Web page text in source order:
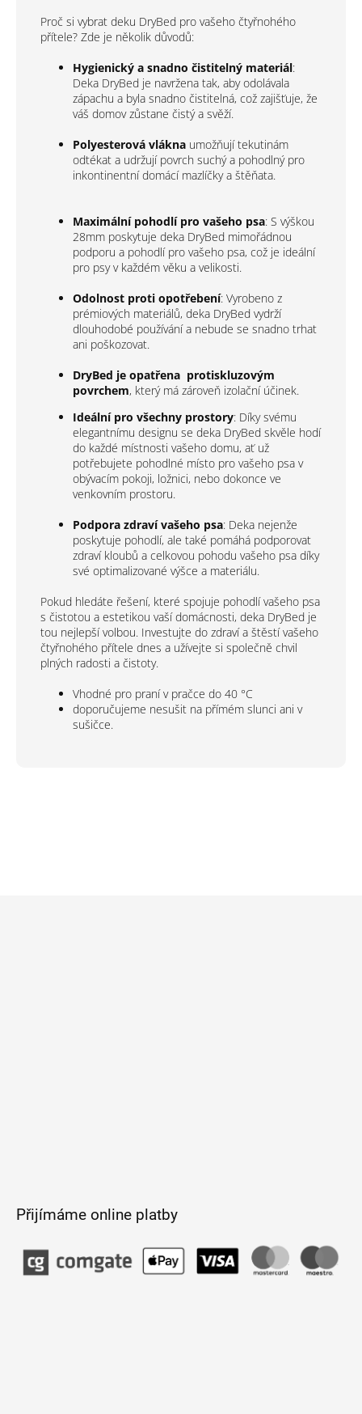
Proč si vybrat deku DryBed pro vašeho čtyřnohého
přítele? Zde je několik důvodů:
Hygienický a snadno čistitelný materiál:
Deka DryBed je navržena tak, aby odolávala
zápachu a byla snadno čistitelná, což zajišťuje, že
váš domov zůstane čistý a svěží.
Polyesterová vlákna umožňují tekutinám
odtékat a udržují povrch suchý a pohodlný pro
inkontinentní domácí mazlíčky a štěňata.
Maximální pohodlí pro vašeho psa: S výškou
28mm poskytuje deka DryBed mimořádnou
podporu a pohodlí pro vašeho psa, což je ideální
pro psy v každém věku a velikosti.
Odolnost proti opotřebení: Vyrobeno z
prémiových materiálů, deka DryBed vydrží
dlouhodobé používání a nebude se snadno trhat
ani poškozovat.
DryBed je opatřena protiskluzovým
povrchem, který má zároveň izolační účinek.
Ideální pro všechny prostory: Díky svému
elegantnímu designu se deka DryBed skvěle hodí
do každé místnosti vašeho domu, ať už
potřebujete pohodlné místo pro vašeho psa v
obývacím pokoji, ložnici, nebo dokonce ve
venkovním prostoru.
Podpora zdraví vašeho psa: Deka nejenže
poskytuje pohodlí, ale také pomáhá podporovat
zdraví kloubů a celkovou pohodu vašeho psa díky
své optimalizované výšce a materiálu.
Pokud hledáte řešení, které spojuje pohodlí vašeho psa
s čistotou a estetikou vaší domácnosti, deka DryBed je
tou nejlepší volbou. Investujte do zdraví a štěstí vašeho
čtyřnohého přítele dnes a užívejte si společně chvil
plných radosti a čistoty.
Vhodné pro praní v pračce do 40 °C
doporučujeme nesušit na přímém slunci ani v
sušičce.
Přijímáme online platby